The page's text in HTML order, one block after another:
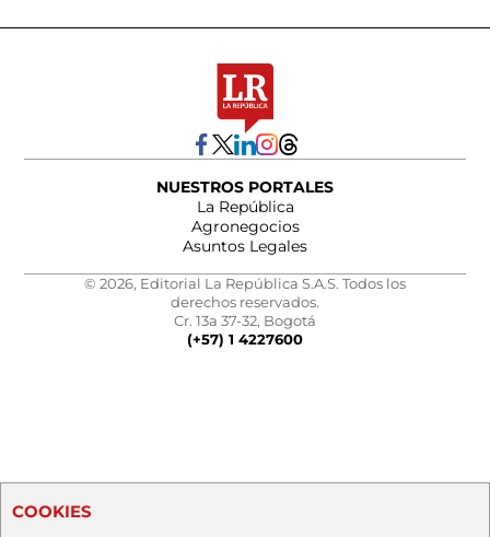
NUESTROS PORTALES
La República
Agronegocios
Asuntos Legales
© 2026, Editorial La República S.A.S. Todos los
derechos reservados.
Cr. 13a 37-32, Bogotá
(+57) 1 4227600
COOKIES